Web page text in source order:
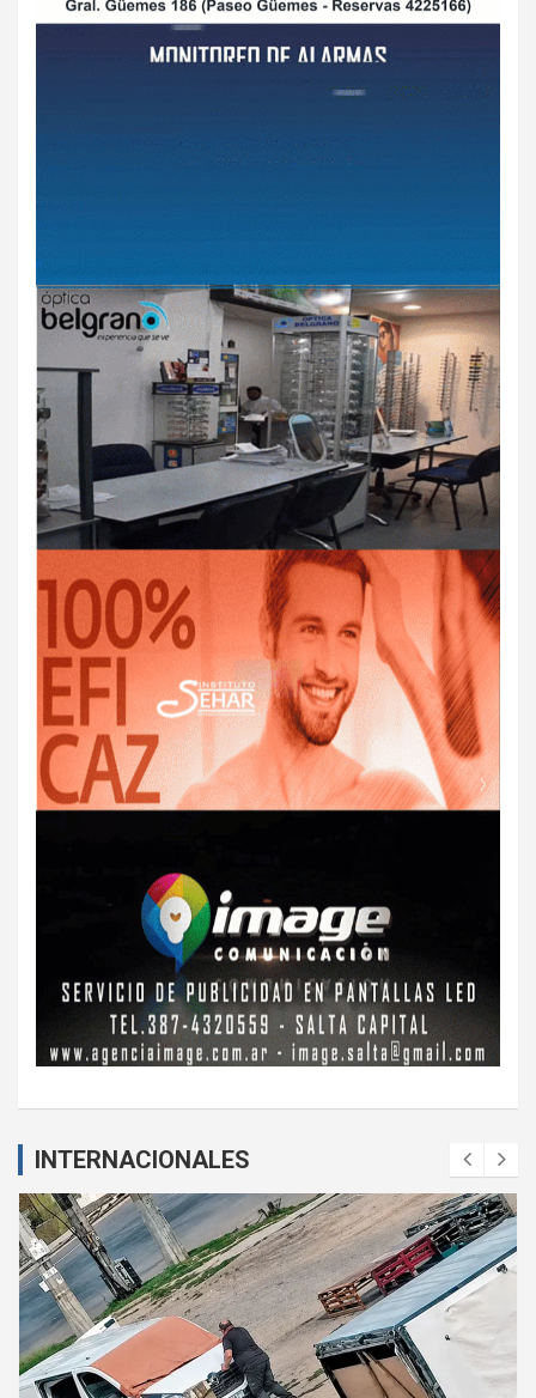
INTERNACIONALES